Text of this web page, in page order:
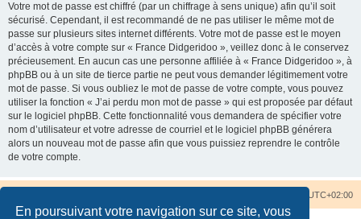
En poursuivant votre navigation sur ce site, vous
Votre mot de passe est chiffré (par un chiffrage à sens unique) afin qu’il soit
sécurisé. Cependant, il est recommandé de ne pas utiliser le même mot de
passe sur plusieurs sites internet différents. Votre mot de passe est le moyen
d’accès à votre compte sur « France Didgeridoo », veillez donc à le conservez
précieusement. En aucun cas une personne affiliée à « France Didgeridoo », à
phpBB ou à un site de tierce partie ne peut vous demander légitimement votre
mot de passe. Si vous oubliez le mot de passe de votre compte, vous pouvez
utiliser la fonction « J’ai perdu mon mot de passe » qui est proposée par défaut
sur le logiciel phpBB. Cette fonctionnalité vous demandera de spécifier votre
nom d’utilisateur et votre adresse de courriel et le logiciel phpBB générera
alors un nouveau mot de passe afin que vous puissiez reprendre le contrôle
de votre compte.
UTC+02:00